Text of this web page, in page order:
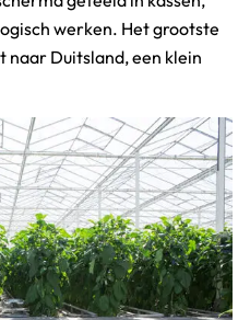
werken. Het grootste
naar Duitsland, een klein